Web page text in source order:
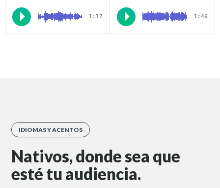
1:17 1:46
IDIOMAS Y ACENTOS
Nativos, donde sea que
esté tu audiencia.